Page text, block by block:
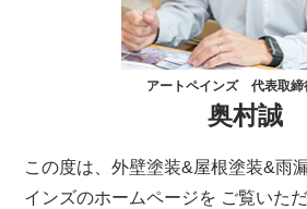
アートペインズ 代表取締
奥村誠
この度は、外壁塗装&屋根塗装&雨
インズのホームページを ご覧いた